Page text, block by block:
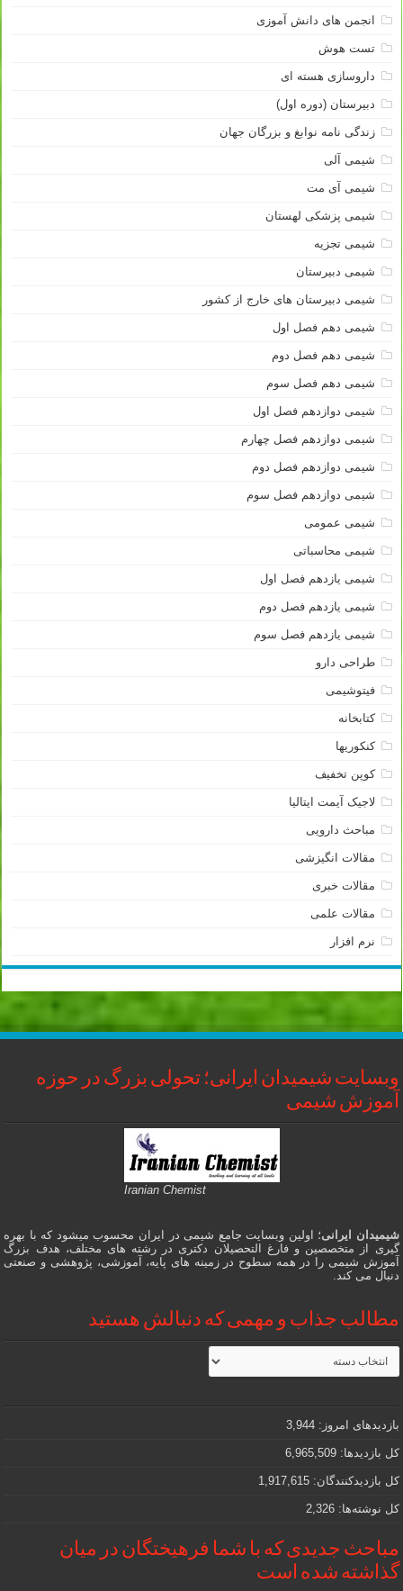
انجمن های دانش آموزی
تست هوش
داروسازی هسته ای
دبیرستان (دوره اول)
زندگی نامه نوابغ و بزرگان جهان
شیمی آلی
شیمی آی مت
شیمی پزشکی لهستان
شیمی تجزیه
شیمی دبیرستان
شیمی دبیرستان های خارج از کشور
شیمی دهم فصل اول
شیمی دهم فصل دوم
شیمی دهم فصل سوم
شیمی دوازدهم فصل اول
شیمی دوازدهم فصل چهارم
شیمی دوازدهم فصل دوم
شیمی دوازدهم فصل سوم
شیمی عمومی
شیمی محاسباتی
شیمی یازدهم فصل اول
شیمی یازدهم فصل دوم
شیمی یازدهم فصل سوم
طراحی دارو
فیتوشیمی
کتابخانه
کنکوریها
کوپن تخفیف
لاجیک آیمت ایتالیا
مباحث دارویی
مقالات انگیزشی
مقالات خبری
مقالات علمی
نرم افزار
وبسایت شیمیدان ایرانی؛ تحولی بزرگ در حوزه
آموزش شیمی
Iranian Chemist
شیمیدان ایرانی؛ اولین وبسایت جامع شیمی در ایران محسوب میشود که با بهره
گیری از متخصصین و فارغ التحصیلان دکتری در رشته های مختلف، هدف بزرگ
آموزش شیمی را در همه سطوح در زمینه های پایه، آموزشی، پژوهشی و صنعتی
دنبال می کند.
مطالب جذاب و مهمی که دنبالش هستید
مطالب
جذاب
و
که
دنبالش
هستید
بازدیدهای امروز: 3,944
کل بازدیدها: 6,965,509
کل بازدیدکنند‌گان: 1,917,615
کل نوشته‌ها: 2,326
مباحث جدیدی که با شما فرهیختگان در میان
گذاشته شده است